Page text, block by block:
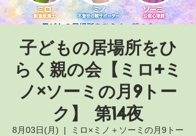
子どもの居場所をひ
らく親の会【ミロ+ミ
ノ×ソーミの月9トー
ク】 第14夜
8月03日(月)
  |
ミロ×ミノ＋ソーミの月9トー